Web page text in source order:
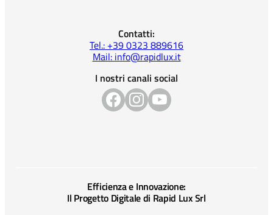
Contatti:
Tel.: +39 0323 889616
Mail: info@rapidlux.it
I nostri canali social
Efficienza e Innovazione:
Il Progetto Digitale di Rapid Lux Srl